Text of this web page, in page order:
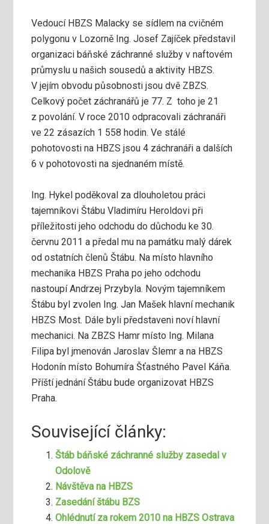
Vedoucí HBZS Malacky se sídlem na cvičném
polygonu v Lozorně Ing. Josef Zajíček představil
organizaci báňské záchranné služby v naftovém
průmyslu u našich sousedů a aktivity HBZS.
V jejím obvodu působnosti jsou dvě ZBZS.
Celkový počet záchranářů je 77. Z toho je 21
z povolání. V roce 2010 odpracovali záchranáři
ve 22 zásazích 1 558 hodin. Ve stálé
pohotovosti na HBZS jsou 4 záchranáři a dalších
6 v pohotovosti na sjednaném místě.
Ing. Hykel poděkoval za dlouholetou práci
tajemníkovi Štábu Vladimíru Heroldovi při
příležitosti jeho odchodu do důchodu ke 30.
červnu 2011 a předal mu na památku malý dárek
od ostatních členů Štábu. Na místo hlavního
mechanika HBZS Praha po jeho odchodu
nastoupí Andrzej ­Przybyla. Novým tajemníkem
Štábu byl zvolen Ing. Jan Mašek hlavní mechanik
HBZS Most. Dále byli představeni noví hlavní
mechanici. Na ZBZS Hamr místo Ing. Milana
Filipa byl jmenován Jaroslav Šlemr a na HBZS
Hodonín místo Bohumíra Šťastného Pavel Káňa.
Příští jednání Štábu bude organizovat HBZS
Praha.
Související články:
Štáb báňské záchranné služby zasedal v
Odolově
Návštěva na HBZS
Zasedání štábu BZS
Ohlédnutí za rokem 2010 na HBZS Ostrava